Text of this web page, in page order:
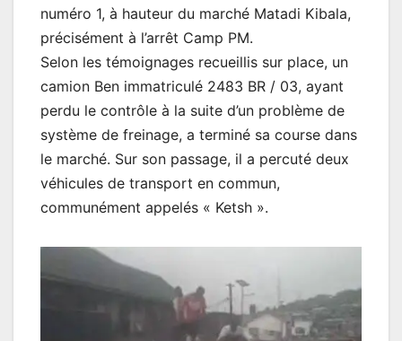
numéro 1, à hauteur du marché Matadi Kibala,
précisément à l’arrêt Camp PM.
Selon les témoignages recueillis sur place, un
camion Ben immatriculé 2483 BR / 03, ayant
perdu le contrôle à la suite d’un problème de
système de freinage, a terminé sa course dans
le marché. Sur son passage, il a percuté deux
véhicules de transport en commun,
communément appelés « Ketsh ».